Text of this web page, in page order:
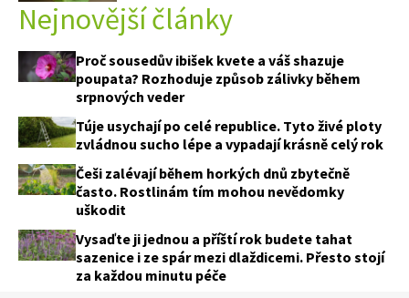
Nejnovější články
Proč sousedův ibišek kvete a váš shazuje
poupata? Rozhoduje způsob zálivky během
srpnových veder
Túje usychají po celé republice. Tyto živé ploty
zvládnou sucho lépe a vypadají krásně celý rok
Češi zalévají během horkých dnů zbytečně
často. Rostlinám tím mohou nevědomky
uškodit
Vysaďte ji jednou a příští rok budete tahat
sazenice i ze spár mezi dlaždicemi. Přesto stojí
za každou minutu péče